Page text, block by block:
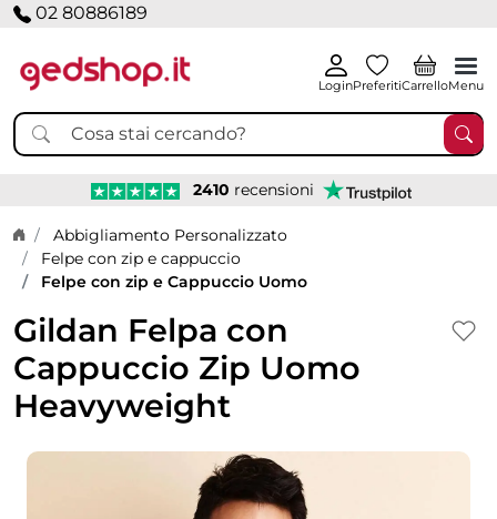
02 80886189
LoginPreferitiCarrelloMenu
2410 recensioni
Home page
Abbigliamento Personalizzato
Felpe con zip e cappuccio
Felpe con zip e Cappuccio Uomo
Gildan Felpa con
Cappuccio Zip Uomo
Heavyweight